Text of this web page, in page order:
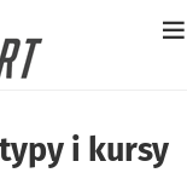
i kursy